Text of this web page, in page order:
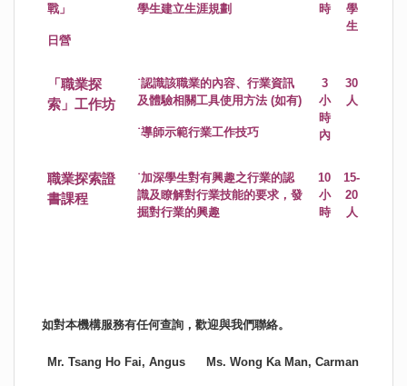
戰」
日營
學生建立生涯規劃
時
學
生
「職業探
索」工作坊
˙認識該職業的內容、行業資訊
及體驗相關工具使用方法 (如有)
˙導師示範行業工作技巧
3
小
時
內
30
人
職業探索證
書課程
˙加深學生對有興趣之行業的認
識及瞭解對行業技能的要求，發
掘對行業的興趣
10
小
時
15-
20
人
如對本機構服務有任何查詢，歡迎與我們聯絡。
Mr. Tsang Ho Fai, Angus Ms. Wong Ka Man, Carman